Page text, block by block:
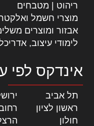
ריהוט | מטבחים
מוצרי חשמל
אבזור ומוצרים
לימודי עיצוב,
אינדקס לפי
תל אביב
ראשון לציון
חולון